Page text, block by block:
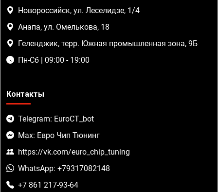
Новороссийск, ул. Леселидзе, 1/4
Анапа, ул. Омелькова, 18
Геленджик, терр. Южная промышленная зона, 9Б
Пн-Сб | 09:00 - 19:00
Контакты
Telegram: EuroCT_bot
Max: Евро Чип Тюнинг
https://vk.com/euro_chip_tuning
WhatsApp: +79317082148
+7 861 217-93-64